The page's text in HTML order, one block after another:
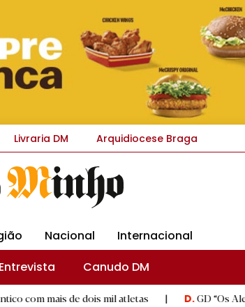
Livraria DM Arquidiocese Braga
Nacional
Internacional
Entrevista Canudo DM
dois mil atletas | D.GD “Os Alegrienses"